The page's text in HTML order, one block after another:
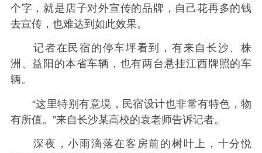
个字，就是店子对外宣传的品牌，自己花再多的钱
去宣传，也难达到如此效果。
记者在民宿的停车坪看到，有来自长沙、株
洲、益阳的本省车辆，也有两台悬挂江西牌照的车
辆。
“这里特别有意境，民宿设计也非常有特色，物
有所值。”来自长沙某高校的袁老师告诉记者。
深夜，小雨滴落在客房前的树叶上，十分悦